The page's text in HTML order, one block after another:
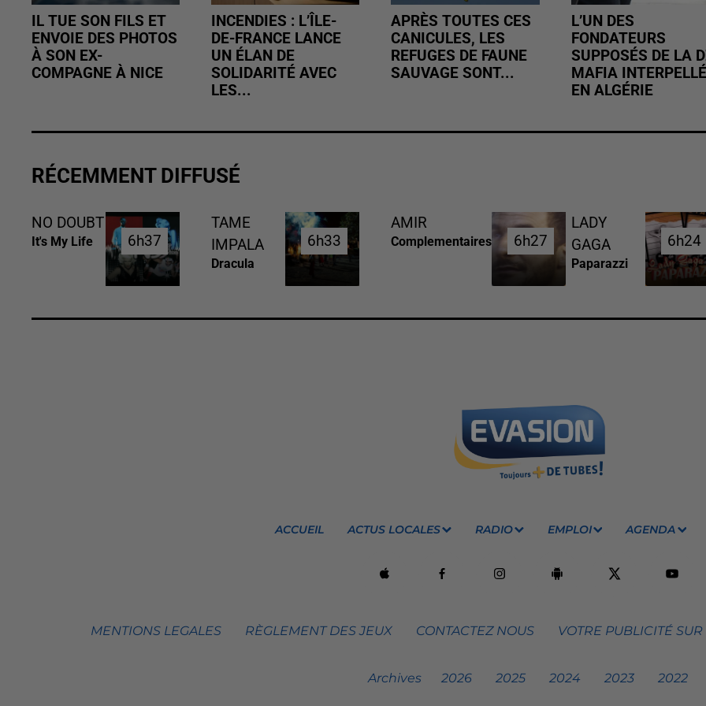
IL TUE SON FILS ET
ENVOIE DES PHOTOS
À SON EX-
COMPAGNE À NICE
INCENDIES : L’ÎLE-
DE-FRANCE LANCE
UN ÉLAN DE
SOLIDARITÉ AVEC
LES...
APRÈS TOUTES CES
CANICULES, LES
REFUGES DE FAUNE
SAUVAGE SONT...
L’UN DES
FONDATEURS
SUPPOSÉS DE LA
MAFIA INTERPELLÉ
EN ALGÉRIE
RÉCEMMENT DIFFUSÉ
NO DOUBT
It's My Life 6h37
6h37
TAME
IMPALA
Dracula
6h33
6h33
AMIR
Complementaires 6h27
6h27
LADY
GAGA
Paparazzi
6h24
6h24
ACCUEIL ACTUS LOCALES RADIO EMPLOI AGENDA
MENTIONS LEGALES RÈGLEMENT DES JEUX CONTACTEZ NOUS VOTRE PUBLICITÉ
Archives 2026 2025 2024 2023 2022